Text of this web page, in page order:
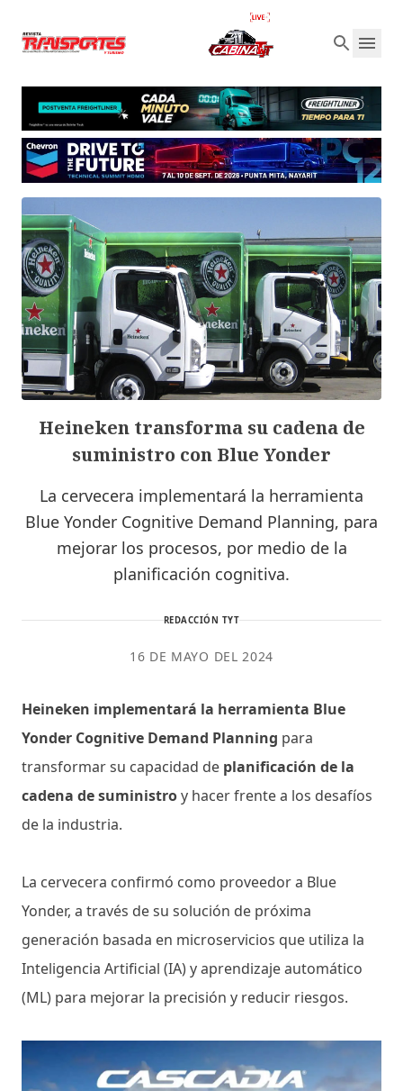
Heineken transforma su cadena de
suministro con Blue Yonder
La cervecera implementará la herramienta
Blue Yonder Cognitive Demand Planning, para
mejorar los procesos, por medio de la
planificación cognitiva.
REDACCIÓN TYT
16 DE MAYO DEL 2024
Heineken implementará la herramienta Blue
Yonder Cognitive Demand Planning para
transformar su capacidad de planificación de la
cadena de suministroy hacer frente a los desafíos
de la industria.
La cervecera confirmó como proveedor a Blue
Yonder, a través de su solución de próxima
generación basada en microservicios que utiliza la
Inteligencia Artificial (IA) y aprendizaje automático
(ML) para mejorar la precisión y reducir riesgos.